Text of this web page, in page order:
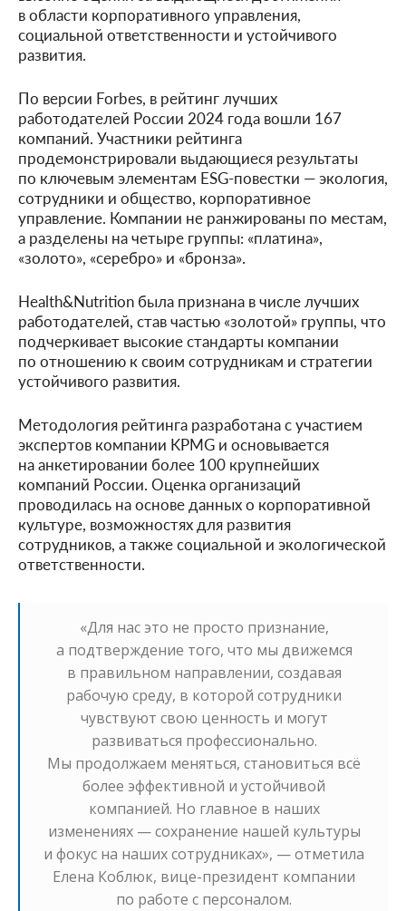
в области корпоративного управления,
социальной ответственности и устойчивого
развития.
По версии Forbes, в рейтинг лучших
работодателей России 2024 года вошли 167
компаний. Участники рейтинга
продемонстрировали выдающиеся результаты
по ключевым элементам ESG-повестки — экология,
сотрудники и общество, корпоративное
управление. Компании не ранжированы по местам,
а разделены на четыре группы: «платина»,
«золото», «серебро» и «бронза».
Health&Nutrition была признана в числе лучших
работодателей, став частью «золотой» группы, что
подчеркивает высокие стандарты компании
по отношению к своим сотрудникам и стратегии
устойчивого развития.
Методология рейтинга разработана с участием
экспертов компании KPMG и основывается
на анкетировании более 100 крупнейших
компаний России. Оценка организаций
проводилась на основе данных о корпоративной
культуре, возможностях для развития
сотрудников, а также социальной и экологической
ответственности.
«Для нас это не просто признание,
а подтверждение того, что мы движемся
в правильном направлении, создавая
рабочую среду, в которой сотрудники
чувствуют свою ценность и могут
развиваться профессионально.
Мы продолжаем меняться, становиться всё
более эффективной и устойчивой
компанией. Но главное в наших
изменениях — сохранение нашей культуры
и фокус на наших сотрудниках», — отметила
Елена Коблюк, вице-президент компании
по работе с персоналом.